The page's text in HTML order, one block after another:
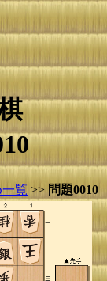
覧 >> 問題0010